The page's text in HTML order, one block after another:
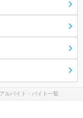
ルバイト・バイト一覧